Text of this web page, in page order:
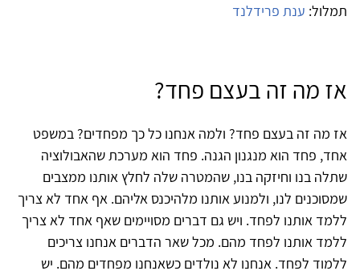
תמלול: ענת פרידלנד
אז מה זה בעצם פחד?
אז מה זה בעצם פחד? ולמה אנחנו כל כך מפחדים? במשפט
אחד, פחד הוא מנגנון הגנה. פחד הוא מערכת שהאבולוציה
שתלה בנו וחיזקה בנו, שהמטרה שלה לחלץ אותנו ממצבים
שמסוכנים לנו, ולמנוע אותנו מלהיכנס אליהם. אף אחד לא צריך
ללמד אותנו לפחד. ויש גם דברים מסויימים שאף אחד לא צריך
ללמד אותנו לפחד מהם. מכל שאר הדברים אנחנו צריכים
ללמוד לפחד. אנחנו לא נולדים כשאנחנו מפחדים מהם. יש